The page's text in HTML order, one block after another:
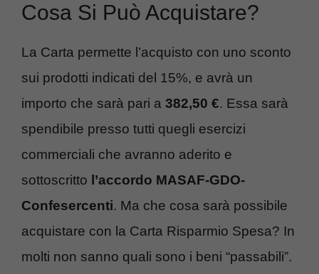
Cosa Si Può Acquistare?
La Carta permette l’acquisto con uno sconto
sui prodotti indicati del 15%, e avrà un
importo che sarà pari a 382,50 €. Essa sarà
spendibile presso tutti quegli esercizi
commerciali che avranno aderito e
sottoscritto l’accordo MASAF-GDO-
Confesercenti. Ma che cosa sarà possibile
acquistare con la Carta Risparmio Spesa? In
molti non sanno quali sono i beni “passabili”.